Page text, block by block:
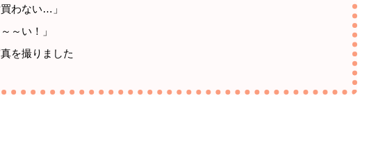
わない…」
～い！」
を撮りました